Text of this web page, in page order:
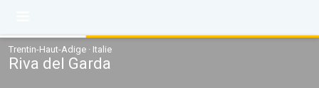
Trentin-Haut-Adige · Italie
Riva del Garda